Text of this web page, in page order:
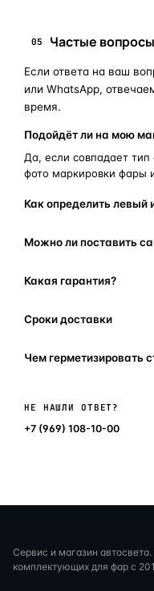
05 Частые вопросы
Если ответа на ваш
или WhatsApp,
время.
Подойдёт ли на мою
Да, если совпадает
фото маркировки фары
Как определить левый
Можно ли поставить
Какая гарантия?
Сроки доставки
Чем герметизировать
НЕ НАШЛИ ОТВЕТ?
+7 (969) 108-10-00
Сервис и магазин
комплектующих для фар с